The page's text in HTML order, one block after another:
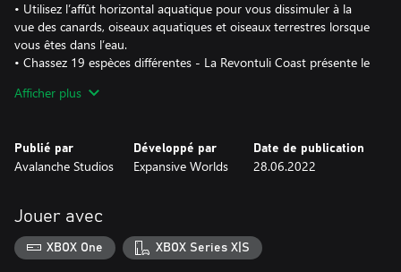
• Utilisez l’affût horizontal aquatique pour vous dissimuler à la
vue des canards, oiseaux aquatiques et oiseaux terrestres lorsque
vous êtes dans l’eau.
• Chassez 19 espèces différentes - La Revontuli Coast présente le
et inclut le retour de grands favoris tels que le tétras lyre, le
• Émerveillez-vous devant le spectacle magique des aurores
boréales éclairant le ciel nocturne.
grotte de glace, un impressionnant rocher en équilibre et une
gorge stupéfiante.
• Marchez le long de chemins et sentiers de randonnée balisés
d’un code couleur durant la journée, puis reposez-vous auprès
Afficher plus
Publié par
Avalanche Studios
Développé par
Expansive Worlds
Date de publication
28.06.2022
Jouer avec
XBOX One XBOX Series X|S